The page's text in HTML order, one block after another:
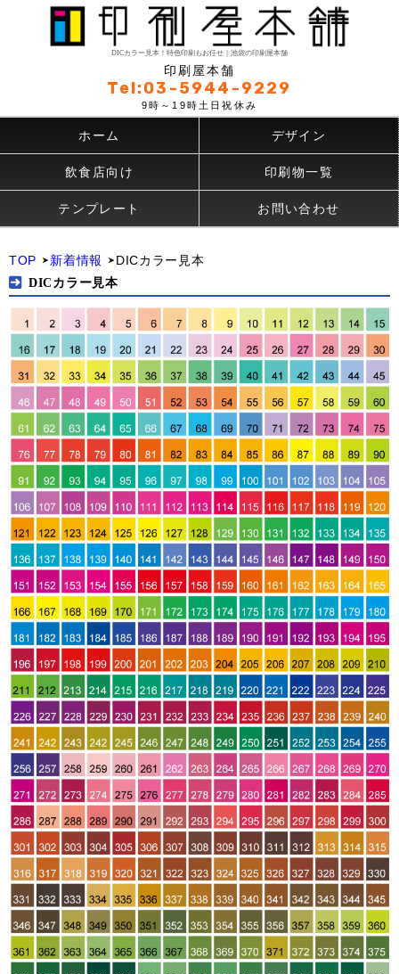
DICカラー見本！特色印刷もお任せ｜池袋の印刷屋本舗
印刷屋本舗
Tel:03-5944-9229
9時～19時土日祝休み
ホーム デザイン
飲食店向け 印刷物一覧
テンプレート お問い合わせ
TOP 新着情報 DICカラー見本
DICカラー見本